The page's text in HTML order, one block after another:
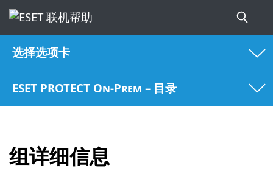
选择选项卡
ESET PROTECT On-Prem – 目录
组详细信息